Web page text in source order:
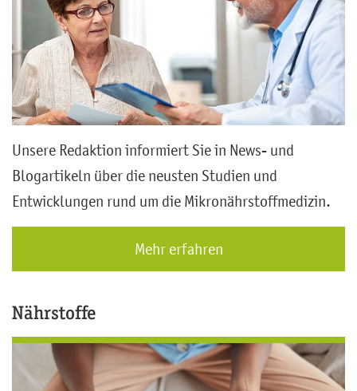
Unsere Redaktion informiert Sie in News- und
Blogartikeln über die neusten Studien und
Entwicklungen rund um die Mikronährstoffmedizin.
Mehr erfahren
Nährstoffe